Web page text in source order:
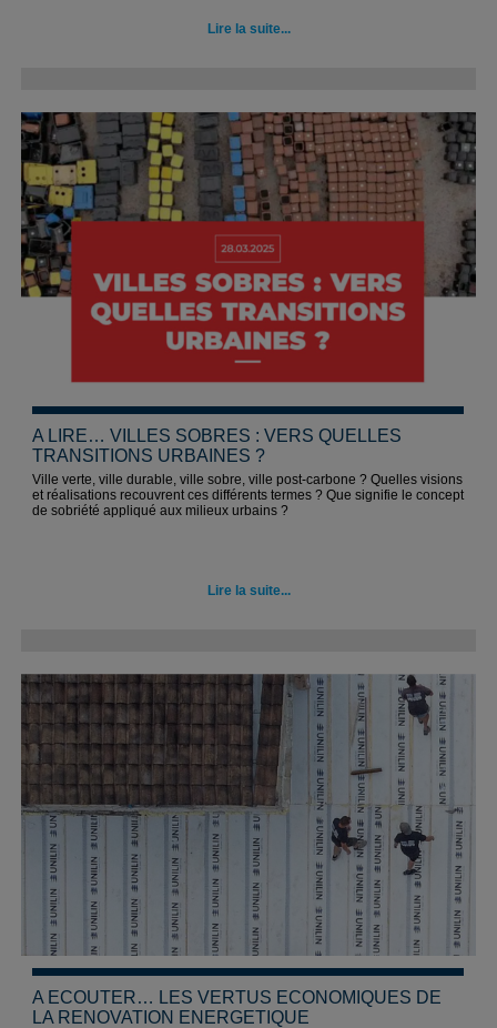
Lire la suite...
A LIRE… VILLES SOBRES : VERS QUELLES
TRANSITIONS URBAINES ?
Ville verte, ville durable, ville sobre, ville post-carbone ? Quelles visions
et réalisations recouvrent ces différents termes ? Que signifie le concept
de sobriété appliqué aux milieux urbains ?
Lire la suite...
A ECOUTER… LES VERTUS ECONOMIQUES DE
LA RENOVATION ENERGETIQUE